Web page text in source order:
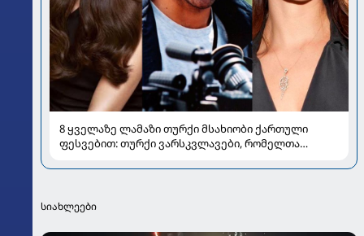
8 ყველაზე ლამაზი თურქი მსახიობი ქართული
ფესვებით: თურქი ვარსკვლავები, რომელთა
სიახლეები